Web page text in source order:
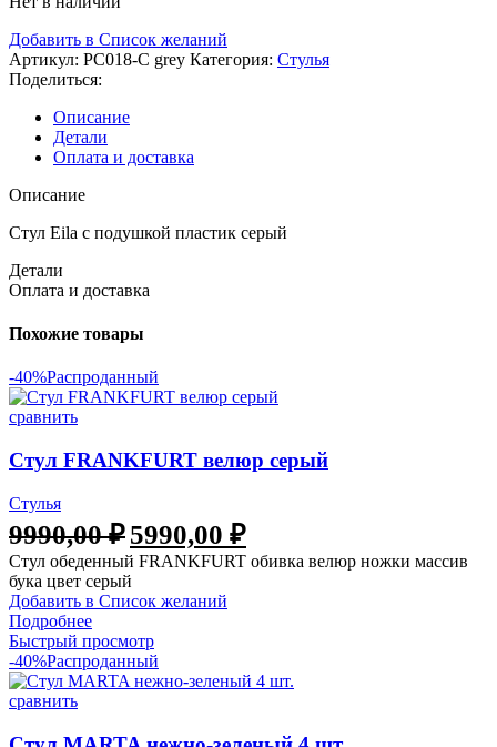
Добавить в Список желаний
Артикул: PC018-C grey Категория: Стулья
Поделиться:
Описание
Детали
Оплата и доставка
Описание
Стул Eila с подушкой пластик серый
Детали
Оплата и доставка
Похожие товары
-40%Распроданный
сравнить
Стул FRANKFURT велюр серый
Стулья
9990,00₽ Первоначальная
цена
составляла
9990,00 ₽.
5990,00 ₽Текущая
цена:
5990,00 ₽.
Стул обеденный FRANKFURT обивка велюр ножки массив
бука цвет серый
Добавить в Список желаний
Подробнее
Быстрый просмотр
-40%Распроданный
сравнить